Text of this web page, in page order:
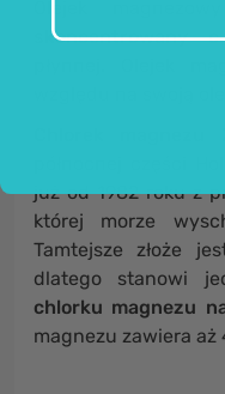
Olejek
skoncentrowany
już od 1982 roku z
której morze
Tamtejsze złoże
dlatego stanowi
chlorku magnezu
magnezu zawiera aż